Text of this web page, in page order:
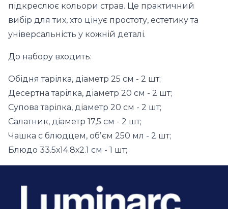
підкреслює кольори страв. Це практичний
вибір для тих, хто цінує простоту, естетику та
універсальність у кожній деталі.
До набору входить:
Обідня тарілка, діаметр 25 см - 2 шт;
Десертна тарілка, діаметр 20 см - 2 шт;
Супова тарілка, діаметр 20 см - 2 шт;
Салатник, діаметр 17,5 см - 2 шт;
Чашка с блюдцем, обʼєм 250 мл - 2 шт;
Блюдо 33.5х14.8х2.1 см - 1 шт;